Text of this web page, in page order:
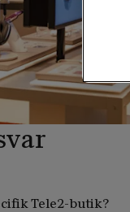
Tele2-butik?